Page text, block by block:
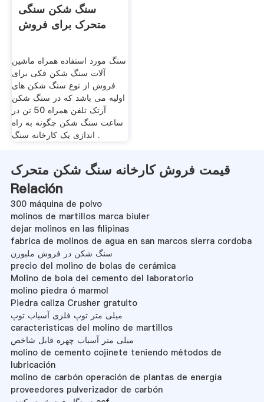
سنگ شکن سنگی
متحرک برای فروش
سنگ مورد استفاده همراه ماشین
آلات سنگ شکن فکی برای
فروش از نوع سنگ شکن های
اولیه می باشد که در سنگ شکن
آزتک تلفن همراه 50 تن در
ساعت سنگ شکن چگونه به راه
اندازی یک کارخانه سنگ .
قیمت فروش کارخانه سنگ شکن متحرک
Relación
300 máquina de polvo
molinos de martillos marca biuler
dejar molinos en las filipinas
fabrica de molinos de agua en san marcos sierra cordoba
سنگ شکن در فروش ملبورن
precio del molino de bolas de cerámica
Molino de bola del cemento del laboratorio
molino piedra ó marmol
Piedra caliza Crusher gratuito
میلی متر توپ فلزی آسیاب توپ
caracteristicas del molino de martillos
میلی متر آسیاب چهره قابل شاخص
molino de cemento cojinete teniendo métodos de
lubricación
molino de carbón operación de plantas de energía
proveedores pulverizador de carbón